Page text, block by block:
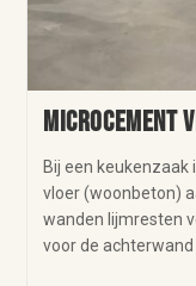
Microcement
Bij een
vloer (woonbeton)
wanden lijmresten
voor de achterwand